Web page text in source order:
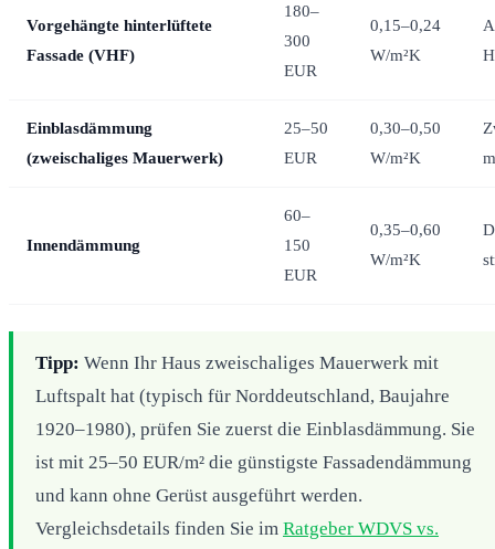
Vorgehängte hinterlüftete
Fassade (VHF)
180–
300
EUR
0,15–0,24
W/m²K
Einblasdämmung
(zweischaliges Mauerwerk)
25–50
EUR
0,30–0,50
W/m²K
Innendämmung
60–
150
EUR
0,35–0,60
W/m²K
Tipp: Wenn Ihr Haus zweischaliges Mauerwerk mit
Luftspalt hat (typisch für Norddeutschland, Baujahre
1920–1980), prüfen Sie zuerst die Einblasdämmung. Sie
ist mit 25–50 EUR/m² die günstigste Fassadendämmung
und kann ohne Gerüst ausgeführt werden.
Vergleichsdetails finden Sie im Ratgeber WDVS vs.